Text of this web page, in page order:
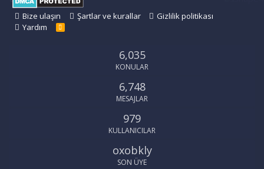
Bize ulaşın Şartlar ve kurallar
Gizlilik politikası
Yardım
R
6,035
KONULAR
6,748
MESAJLAR
979
KULLANICILAR
oxobkly
SON ÜYE